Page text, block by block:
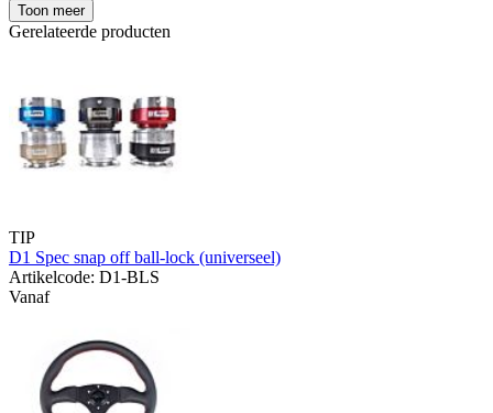
Toon meer
Gerelateerde producten
TIP
D1 Spec snap off ball-lock (universeel)
Artikelcode: D1-BLS
Vanaf